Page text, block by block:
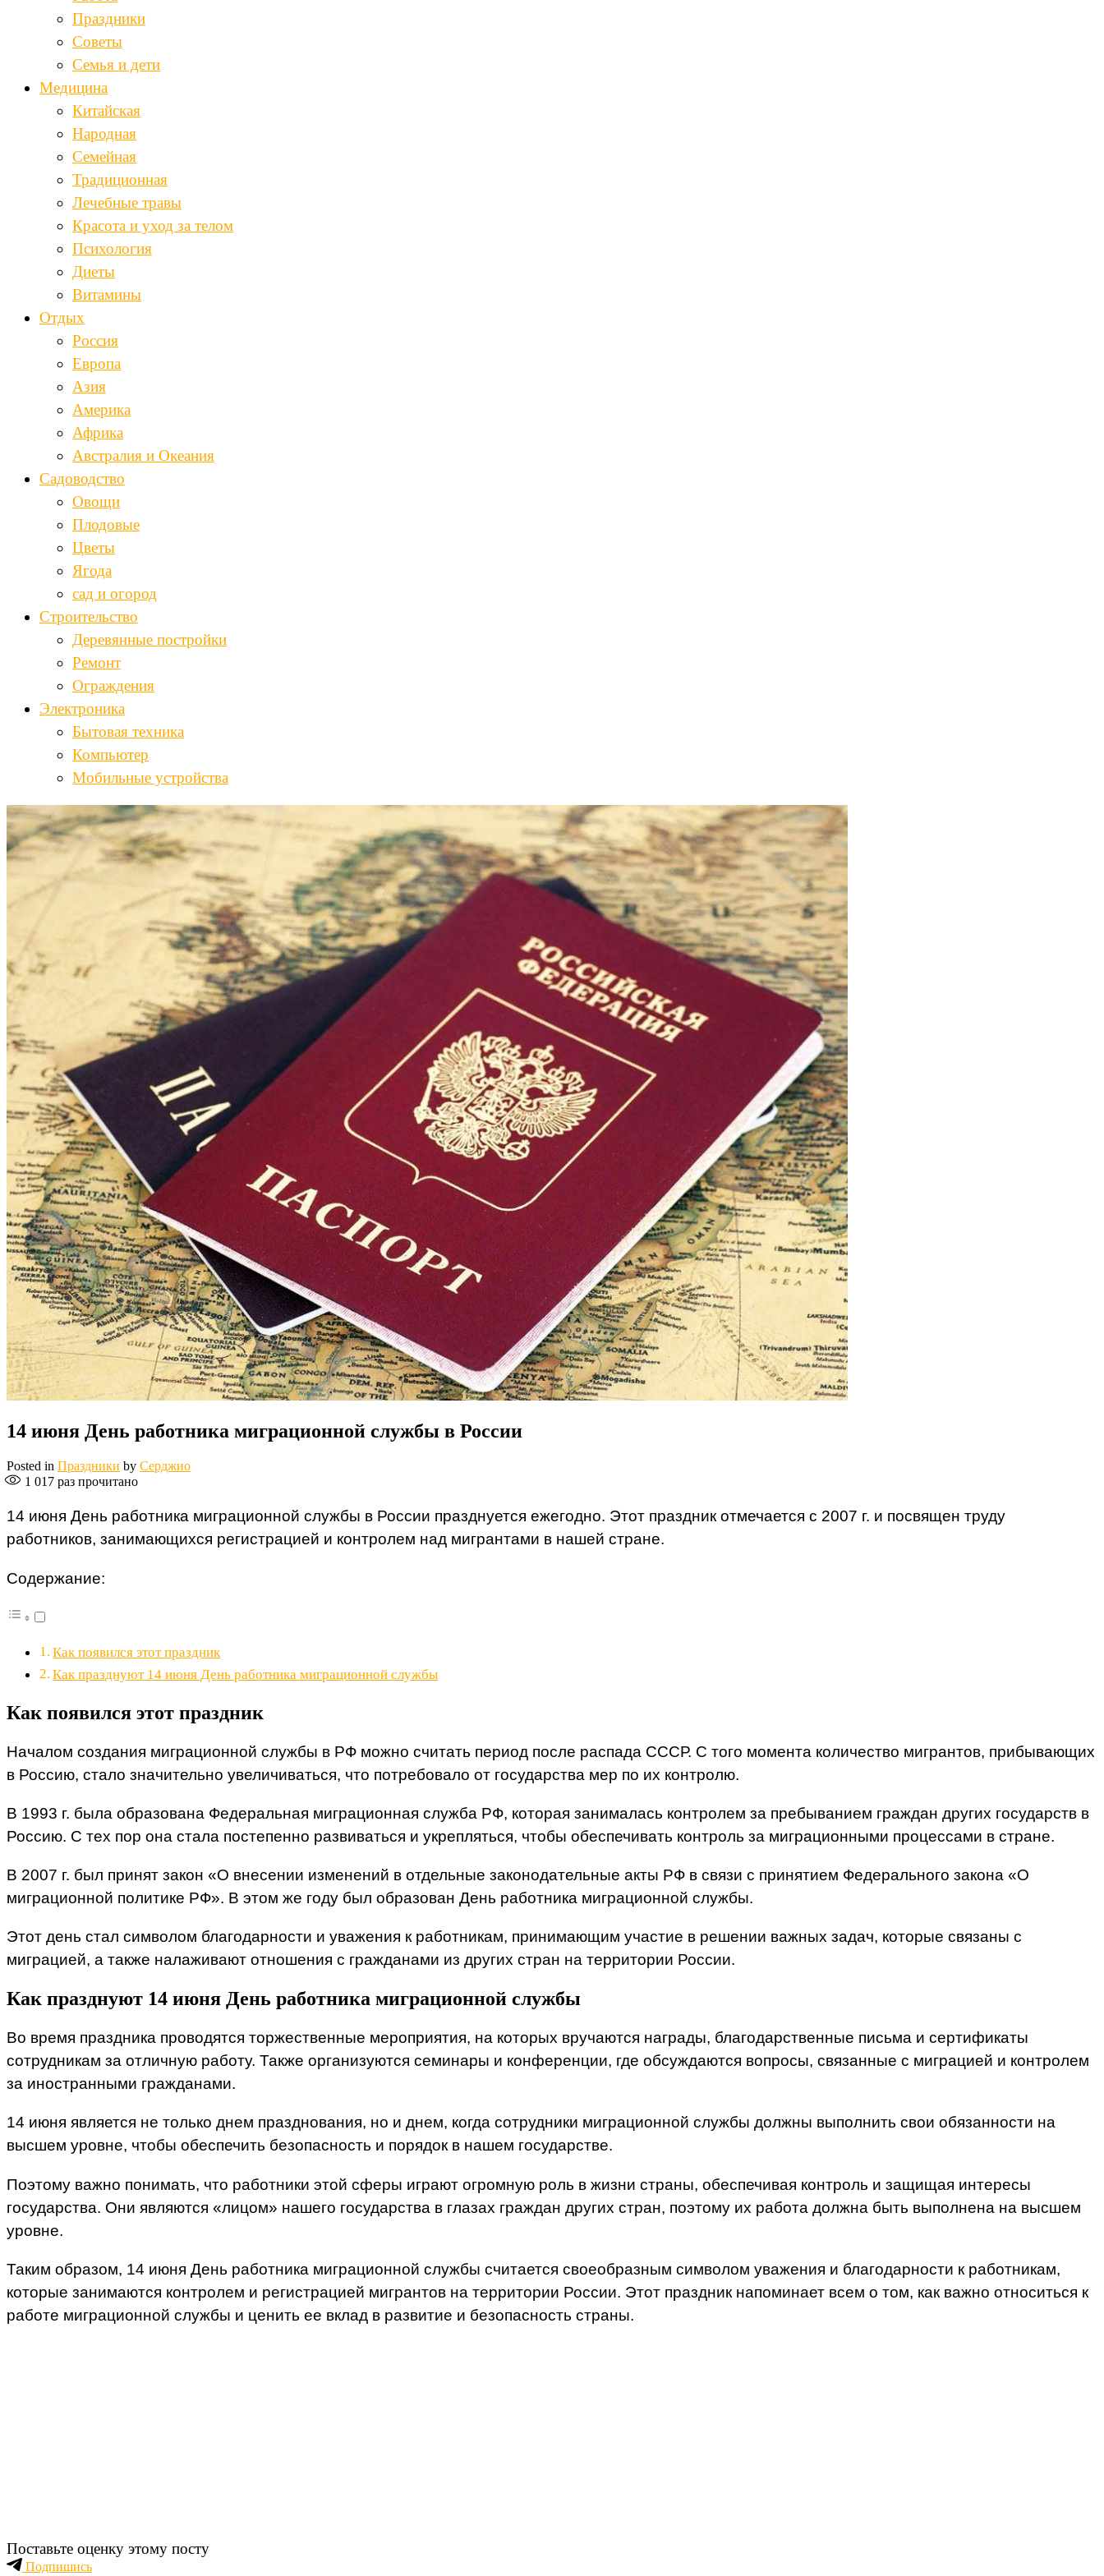
Праздники
Советы
Семья и дети
Медицина
Китайская
Народная
Семейная
Традиционная
Лечебные травы
Красота и уход за телом
Психология
Диеты
Витамины
Отдых
Россия
Европа
Азия
Америка
Африка
Австралия и Океания
Садоводство
Овощи
Плодовые
Цветы
Ягода
сад и огород
Строительство
Деревянные постройки
Ремонт
Ограждения
Электроника
Бытовая техника
Компьютер
Мобильные устройства
14 июня День работника миграционной службы в России
Posted in Праздники by Серджио
1 017 раз прочитано
14 июня День работника миграционной службы в России празднуется ежегодно. Этот праздник отмечается с 2007 г. и посвящен труду
работников, занимающихся регистрацией и контролем над мигрантами в нашей стране.
Содержание:
Как появился этот праздник
Как празднуют 14 июня День работника миграционной службы
Как появился этот праздник
Началом создания миграционной службы в РФ можно считать период после распада СССР. С того момента количество мигрантов, прибывающих
в Россию, стало значительно увеличиваться, что потребовало от государства мер по их контролю.
В 1993 г. была образована Федеральная миграционная служба РФ, которая занималась контролем за пребыванием граждан других государств в
Россию. С тех пор она стала постепенно развиваться и укрепляться, чтобы обеспечивать контроль за миграционными процессами в стране.
В 2007 г. был принят закон «О внесении изменений в отдельные законодательные акты РФ в связи с принятием Федерального закона «О
миграционной политике РФ». В этом же году был образован День работника миграционной службы.
Этот день стал символом благодарности и уважения к работникам, принимающим участие в решении важных задач, которые связаны с
миграцией, а также налаживают отношения с гражданами из других стран на территории России.
Как празднуют 14 июня День работника миграционной службы
Во время праздника проводятся торжественные мероприятия, на которых вручаются награды, благодарственные письма и сертификаты
сотрудникам за отличную работу. Также организуются семинары и конференции, где обсуждаются вопросы, связанные с миграцией и контролем
за иностранными гражданами.
14 июня является не только днем празднования, но и днем, когда сотрудники миграционной службы должны выполнить свои обязанности на
высшем уровне, чтобы обеспечить безопасность и порядок в нашем государстве.
Поэтому важно понимать, что работники этой сферы играют огромную роль в жизни страны, обеспечивая контроль и защищая интересы
государства. Они являются «лицом» нашего государства в глазах граждан других стран, поэтому их работа должна быть выполнена на высшем
уровне.
Таким образом, 14 июня День работника миграционной службы считается своеобразным символом уважения и благодарности к работникам,
которые занимаются контролем и регистрацией мигрантов на территории России. Этот праздник напоминает всем о том, как важно относиться к
работе миграционной службы и ценить ее вклад в развитие и безопасность страны.
Поставьте оценку этому посту
Подпишись